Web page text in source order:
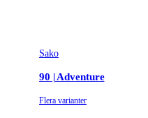
Sako
90 | Adventure
Flera varianter